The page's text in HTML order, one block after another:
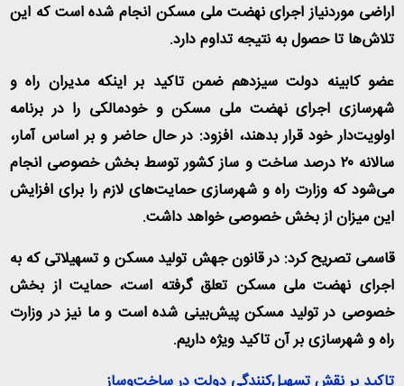
اراضی موردنیاز اجرای نهضت ملی مسکن انجام شده است که این
تلاش‌ها تا حصول به نتیجه تداوم دارد.
عضو کابینه دولت سیزدهم ضمن تاکید بر اینکه مدیران راه و
شهرسازی اجرای نهضت ملی مسکن و خودمالکی را در برنامه
اولویت‌دار خود قرار بدهند، افزود: در حال حاضر و بر اساس آمار،
سالانه ۲۰ درصد ساخت و ساز کشور توسط بخش خصوصی انجام
می‌شود که وزارت راه و شهرسازی حمایت‌های لازم را برای افزایش
این میزان از بخش خصوصی خواهد داشت.
قاسمی تصریح کرد: در قانون جهش تولید مسکن و تسهیلاتی که به
اجرای نهضت ملی مسکن تعلق گرفته است، حمایت از بخش
خصوصی در تولید مسکن پیش‌بینی شده است و ما نیز در وزارت
راه و شهرسازی بر آن تاکید ویژه داریم.